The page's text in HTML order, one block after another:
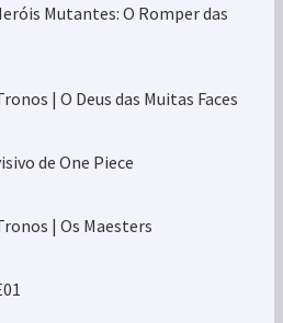
Mutantes: O Romper das
| O Deus das Muitas Faces
de One Piece
| Os Maesters